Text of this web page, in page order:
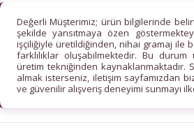
Değerli Müşterimiz; ürün bilgilerinde
şekilde yansıtmaya özen
işçiliğiyle üretildiğinden, nihai gramaj ile
farklılıklar oluşabilmektedir. Bu
üretim tekniğinden kaynaklanmaktadır.
almak isterseniz, iletişim sayfamızdan
ve güvenilir alışveriş deneyimi sunmayı